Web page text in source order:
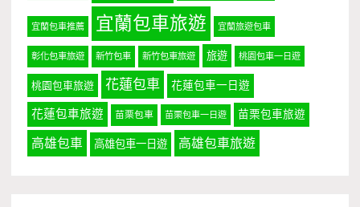
宜蘭包車推薦 宜蘭包車旅遊 宜蘭旅遊包車
彰化包車旅遊 新竹包車 新竹包車旅遊 旅遊 桃園包車一日遊
桃園包車旅遊 花蓮包車 花蓮包車一日遊
花蓮包車旅遊 苗栗包車 苗栗包車一日遊 苗栗包車旅遊
高雄包車 高雄包車一日遊 高雄包車旅遊